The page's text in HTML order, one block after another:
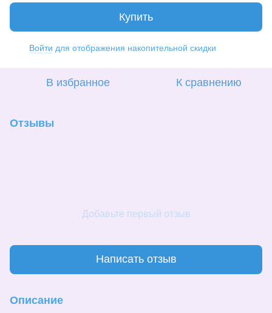
Купить
Войти для отображения накопительной скидки
В избранное К сравнению
Отзывы
Добавьте первый отзыв
Написать отзыв
Описание